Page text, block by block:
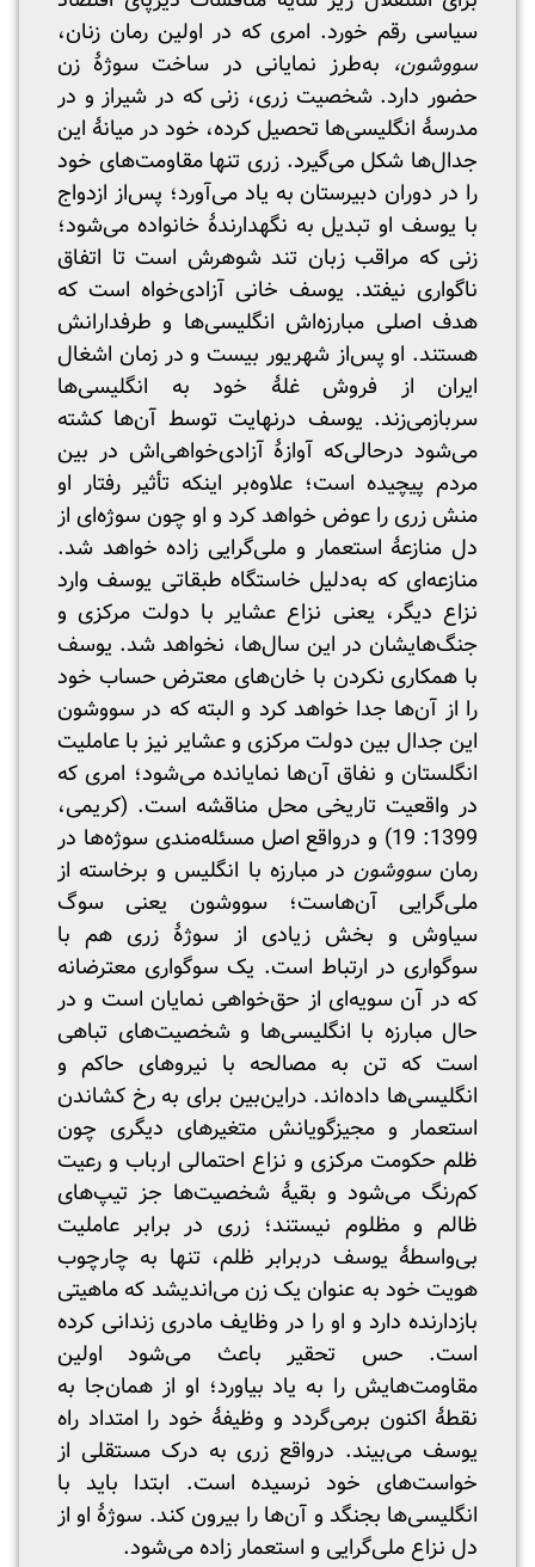
سیاسی رقم خورد. امری که در اولین رمان زنان،
سووشون، به‌طرز نمایانی در ساخت سوژۀ زن
حضور دارد. شخصیت زری، زنی که در شیراز و در
مدرسۀ انگلیسی‌ها تحصیل کرده، خود در میانۀ این
جدال‌ها شکل می‌گیرد. زری تنها مقاومت‌های خود
را در دوران دبیرستان به یاد می‌آورد؛ پس‌از ازدواج
با یوسف او تبدیل به نگهدارندۀ خانواده می‌شود؛
زنی که مراقب زبان تند شوهرش است تا اتفاق
ناگواری نیفتد. یوسف خانی آزادی‌خواه است که
هدف اصلی مبارزه‌اش انگلیسی‌ها و طرفدارانش
هستند. او پس‌از شهریور بیست و در زمان اشغال
ایران از فروش غلۀ خود به انگلیسی‌ها
سربازمی‌زند. یوسف درنهایت توسط آن‌ها کشته
می‌شود درحالی‌که آوازۀ آزادی‌خواهی‌اش در بین
مردم پیچیده است؛ علاوه‌بر اینکه تأثیر رفتار او
منش زری را عوض خواهد کرد و او چون سوژه‌ای از
دل منازعۀ استعمار و ملی‌گرایی زاده خواهد شد.
منازعه‌ای که به‌دلیل خاستگاه طبقاتی یوسف وارد
نزاع دیگر، یعنی نزاع عشایر با دولت مرکزی و
جنگ‌هایشان در این سا‌ل‌ها، نخواهد شد. یوسف
با همکاری نکردن با خان‌های معترض حساب خود
را از آن‌ها جدا خواهد کرد و البته که در سووشون
این جدال بین دولت مرکزی و عشایر نیز با عاملیت
انگلستان و نفاق آن‌ها نمایانده می‌شود؛ امری که
در واقعیت تاریخی محل مناقشه است. (کریمی،
1399: 19) و درواقع اصل مسئله‌مندی سوژه‌ها در
رمانسووشون در مبارزه با انگلیس و برخاسته از
ملی‌گرایی آن‌هاست؛ سووشون یعنی سوگ
سیاوش و بخش زیادی از سوژۀ زری هم با
سوگواری در ارتباط است. یک سوگواری معترضانه
که در آن سویه‌ای از حق‌خواهی نمایان است و در
حال مبارزه با انگلیسی‌ها و شخصیت‌های تباهی
است که تن به مصالحه با نیروهای حاکم و
انگلیسی‌ها داده‌اند. دراین‌بین برای به رخ کشاندن
استعمار و مجیزگویانش متغیرهای دیگری چون
ظلم حکومت مرکزی و نزاع احتمالی ارباب و رعیت
کم‌رنگ می‌شود و بقیۀ شخصیت‌ها جز تیپ‌های
ظالم و مظلوم نیستند؛ زری در برابر عاملیت
بی‌واسطۀ یوسف دربرابر ظلم، تنها به چارچوب
هویت خود به عنوان یک زن می‌اندیشد که ماهیتی
بازدارنده دارد و او را در وظایف مادری زندانی کرده
است. حس تحقیر باعث می‌شود اولین
مقاومت‌هایش را به یاد بیاورد؛ او از همان‌جا به
نقطۀ اکنون برمی‌گردد و وظیفۀ خود را امتداد راه
یوسف می‌بیند. درواقع زری به درک مستقلی از
خواست‌های خود نرسیده است. ابتدا باید با
انگلیسی‌ها بجنگد و آن‌ها را بیرون کند. سوژۀ او از
دل نزاع ملی‌گرایی و استعمار زاده می‌شود.